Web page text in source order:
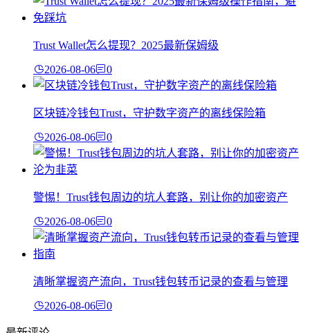
Trust Wallet怎么提现？2025最新保姆级
2026-08-06 0
区块链冷钱包Trust，守护数字资产的离线保险箱
2026-08-06 0
警惕！Trust钱包周边的坑人套路，别让你的加密资产
2026-08-06 0
清晰掌握资产流向，Trust钱包转币记录的查看与管理
2026-08-06 0